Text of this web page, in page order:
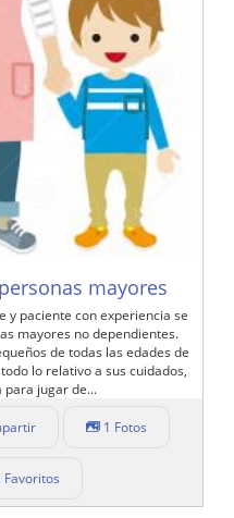
mayores
y paciente con experiencia se
mayores no dependientes.
de todas las edades de
lo relativo a sus cuidados,
para jugar de...
1 Fotos